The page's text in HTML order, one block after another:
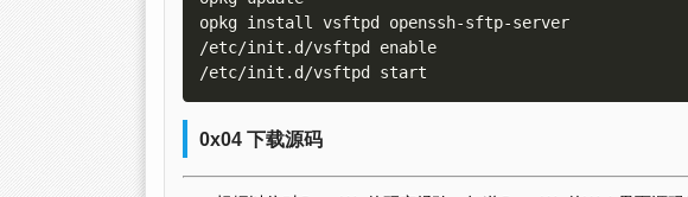
opkg install vsftpd openssh-sftp-server
/etc/init.d/vsftpd enable
0x04 下载源码